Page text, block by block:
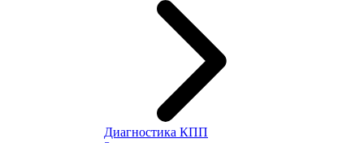
Диагностика КПП